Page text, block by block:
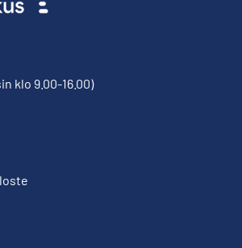
klo 9.00-16.00)